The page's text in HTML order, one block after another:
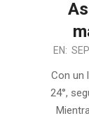
2024-
EN:
Con un
24°,